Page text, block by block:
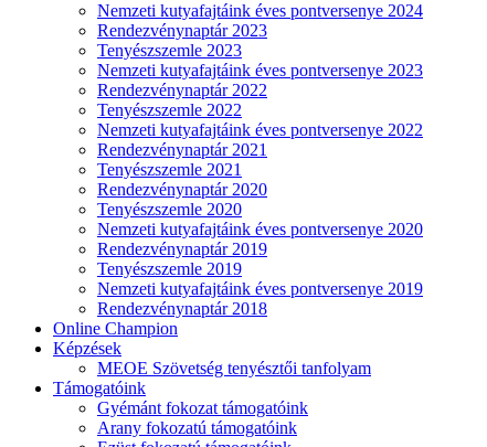
Nemzeti kutyafajtáink éves pontversenye 2024
Rendezvénynaptár 2023
Tenyészszemle 2023
Nemzeti kutyafajtáink éves pontversenye 2023
Rendezvénynaptár 2022
Tenyészszemle 2022
Nemzeti kutyafajtáink éves pontversenye 2022
Rendezvénynaptár 2021
Tenyészszemle 2021
Rendezvénynaptár 2020
Tenyészszemle 2020
Nemzeti kutyafajtáink éves pontversenye 2020
Rendezvénynaptár 2019
Tenyészszemle 2019
Nemzeti kutyafajtáink éves pontversenye 2019
Rendezvénynaptár 2018
Online Champion
Képzések
MEOE Szövetség tenyésztői tanfolyam
Támogatóink
Gyémánt fokozat támogatóink
Arany fokozatú támogatóink